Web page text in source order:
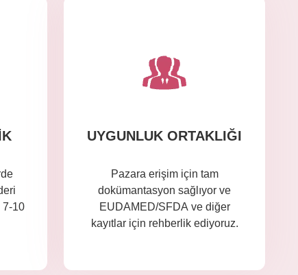
7-10
UYGUNLUK ORTAKLIĞI
Pazara erişim için tam
dokümantasyon sağlıyor ve
EUDAMED/SFDA ve diğer
kayıtlar için rehberlik ediyoruz.